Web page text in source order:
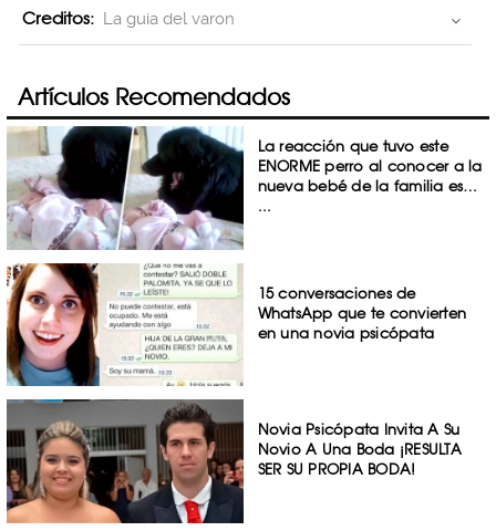
Creditos: La guia del varon
Artículos Recomendados
La reacción que tuvo este
ENORME perro al conocer a la
nueva bebé de la familia es…
...
15 conversaciones de
WhatsApp que te convierten
en una novia psicópata
Novia Psicópata Invita A Su
Novio A Una Boda ¡RESULTA
SER SU PROPIA BODA!